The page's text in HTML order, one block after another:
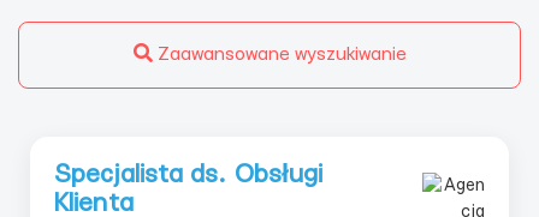
Zaawansowane wyszukiwanie
Specjalista ds. Obsługi
Klienta